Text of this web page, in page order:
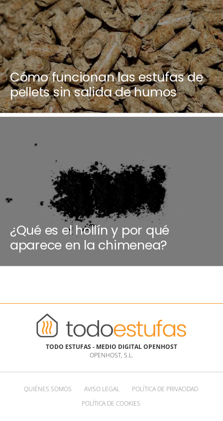
Cómo funcionan las estufas de
pellets sin salida de humos
¿Qué es el hollín y por qué
aparece en la chimenea?
TODO ESTUFAS - MEDIO DIGITAL OPENHOST
OPENHOST, S.L.
QUIÉNES SOMOS AVISO LEGAL
POLÍTICA DE PRIVACIDAD
POLÍTICA DE COOKIES